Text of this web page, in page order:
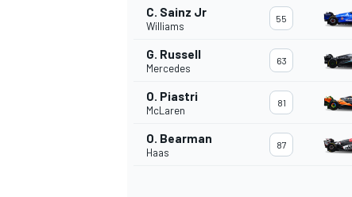
C. Sainz Jr
Williams
55
G. Russell
Mercedes
63
O. Piastri
McLaren
81
O. Bearman
Haas
87